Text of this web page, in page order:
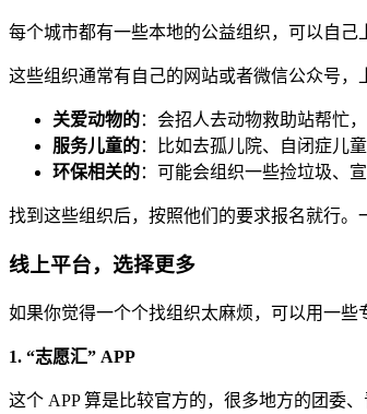
每个城市都有一些本地的公益组织，可以自己
这些组织通常有自己的网站或者微信公众号，
关爱动物的：会招人去动物救助站帮忙
服务儿童的：比如去孤儿院、自闭症儿
环保相关的：可能会组织一些捡垃圾、
找到这些组织后，按照他们的要求报名就行。
线上平台，选择更多
如果你觉得一个个找组织太麻烦，可以用一些
1. “志愿汇” APP
这个 APP 算是比较官方的，很多地方的团委